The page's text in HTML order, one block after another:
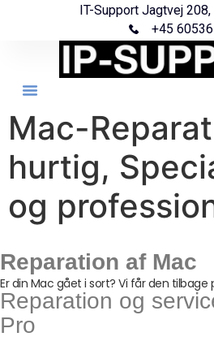
IT-Support Jagtvej
+45
Mac-
hurtig,
og
Reparation af Mac
Er din Mac gået i sort? Vi får den tilbage
Reparation og
Pro